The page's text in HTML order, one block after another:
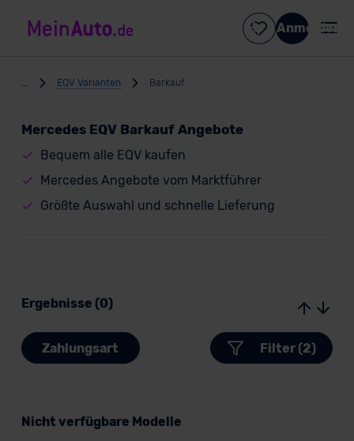
Anmelden
EQV Varianten Barkauf
Mercedes EQV Barkauf Angebote
Bequem alle EQV kaufen
Mercedes Angebote vom Marktführer
Größte Auswahl und schnelle Lieferung
Ergebnisse (0)
Zahlungsart Filter (2)
Nicht verfügbare Modelle